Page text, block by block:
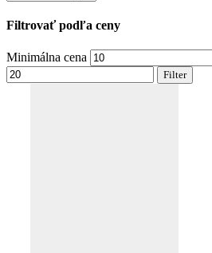
Filtrovať podľa ceny
Minimálna cena
Filter